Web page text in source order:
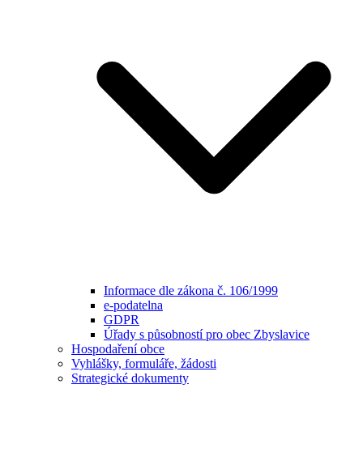
Informace dle zákona č. 106/1999
e-podatelna
GDPR
Úřady s působností pro obec Zbyslavice
Hospodaření obce
Vyhlášky, formuláře, žádosti
Strategické dokumenty